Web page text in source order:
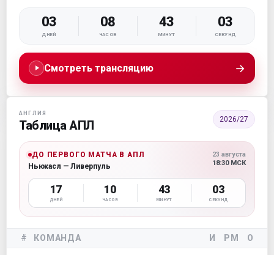
03
ДНЕЙ
08
ЧАСОВ
43
МИНУТ
02
СЕКУНД
Смотреть трансляцию →
АНГЛИЯ
Таблица АПЛ 2026/27
ДО ПЕРВОГО МАТЧА В АПЛ
Ньюкасл — Ливерпуль
23 августа
18:30 МСК
17
ДНЕЙ
10
ЧАСОВ
43
МИНУТ
02
СЕКУНД
# КОМАНДА И РМ О